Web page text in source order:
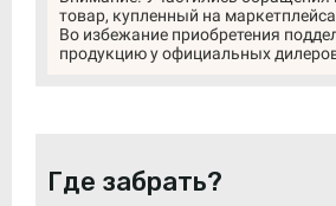
товар, купленный на
Во избежание приобретения
продукцию у официальных
Где забрать?